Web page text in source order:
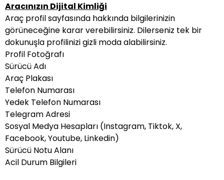
Aracınızın Dijital Kimliği
Araç profil sayfasında hakkında bilgilerinizin
görüneceğine karar verebilirsiniz. Dilerseniz tek bir
dokunuşla profilinizi gizli moda alabilirsiniz.
Profil Fotoğrafı
Sürücü Adı
Araç Plakası
Telefon Numarası
Yedek Telefon Numarası
Telegram Adresi
Sosyal Medya Hesapları (Instagram, Tiktok, X,
Facebook, Youtube, Linkedin)
Sürücü Notu Alanı
Acil Durum Bilgileri